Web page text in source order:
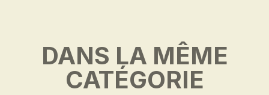
DANS LA MÊME
CATÉGORIE